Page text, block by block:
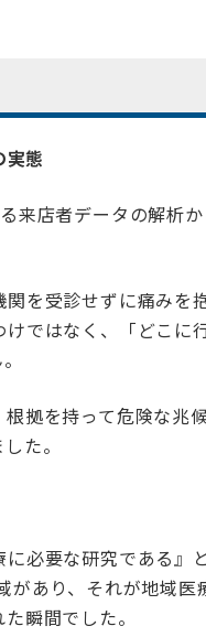
実態
来店者データの解析
を受診せずに痛みを
ではなく、「どこに
拠を持って危険な兆
た。
必要な研究である』
あり、それが地域医
瞬間でした。